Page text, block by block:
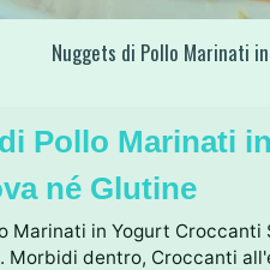
Nuggets di Pollo Marinati
Pollo Marinati
né Glutine
Marinati in Yogurt Croccanti
Morbidi dentro, Croccanti